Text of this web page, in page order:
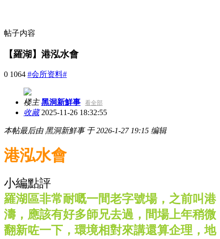
帖子内容
【羅湖】港泓水會
0 1064 #会所资料#
楼主 黑洞新鮮事 看全部
收藏2025-11-26 18:32:55
本帖最后由 黑洞新鮮事 于 2026-1-27 19:15 编辑
港泓水會
小編點評
羅湖區非常耐嘅一間老字號場，之前叫港
濤，應該有好多師兄去過，間場上年稍微
翻新咗一下，環境相對來講還算企理，地